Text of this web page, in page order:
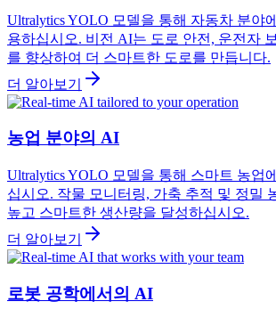
Ultralytics YOLO 모델을 통해 자동차 분야
용하십시오. 비전 AI는 도로 안전, 운전자
를 향상하여 더 스마트한 도로를 만듭니다.
더 알아보기
농업 분야의 AI
Ultralytics YOLO 모델을 통해 스마트 농업
십시오. 작물 모니터링, 가축 추적 및 정밀
높고 스마트한 생산량을 달성하십시오.
더 알아보기
로봇 공학에서의 AI